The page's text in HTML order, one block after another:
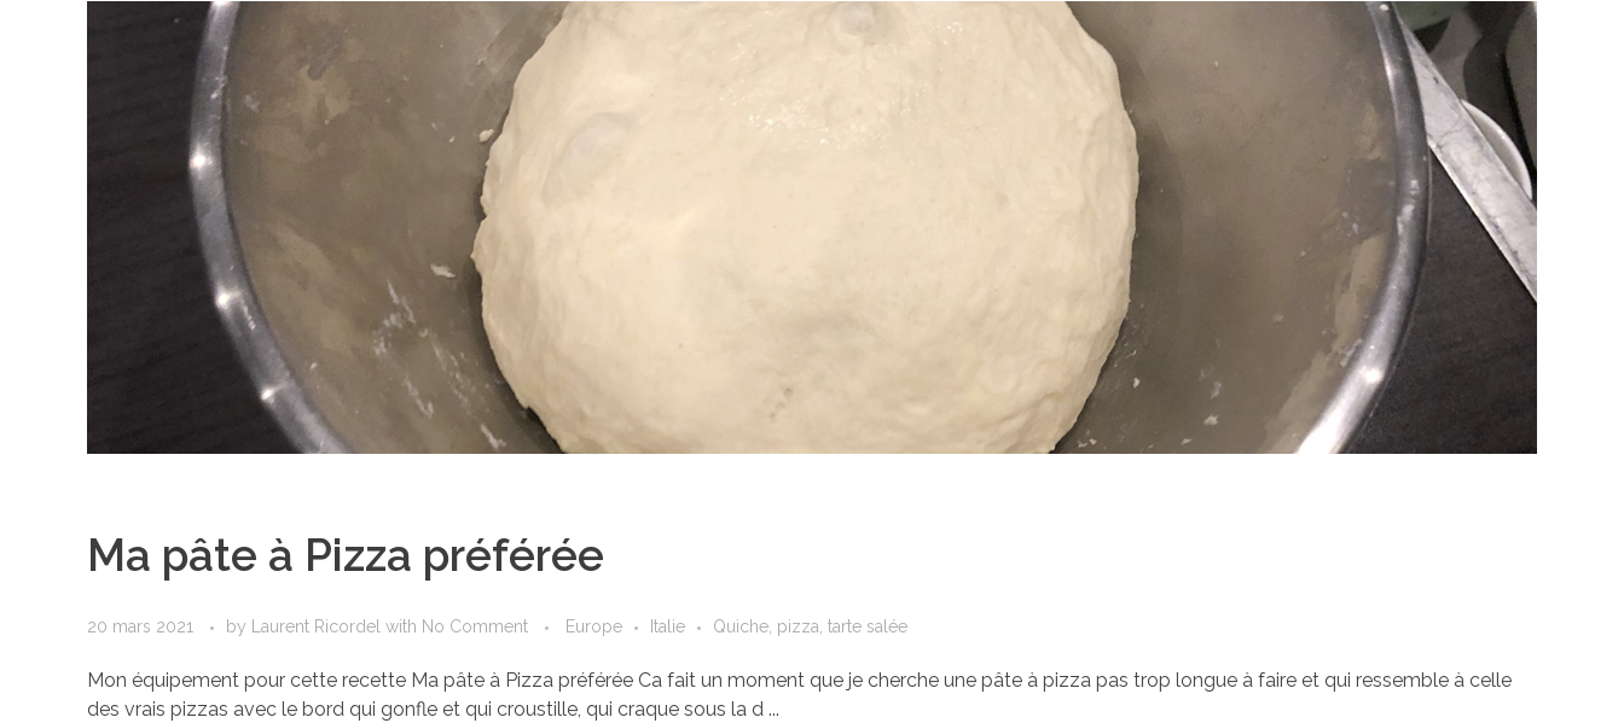
Ma pâte à Pizza préférée
20 mars 2021 by Laurent Ricordel with No Comment Europe Italie Quiche, pizza, tarte salée
Mon équipement pour cette recette Ma pâte à Pizza préférée Ca fait un moment que je cherche une pâte à pizza pas trop longue à faire et qui ressemble à celle
des vrais pizzas avec le bord qui gonfle et qui croustille, qui craque sous la d ...